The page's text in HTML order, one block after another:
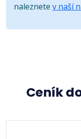
naleznete v naší
Ceník